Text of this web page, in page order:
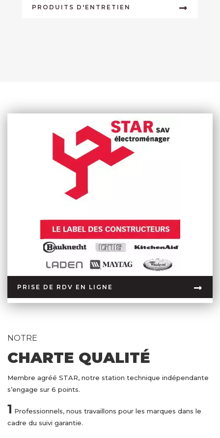
PRODUITS D'ENTRETIEN
PRISE DE RDV EN LIGNE
NOTRE
CHARTE QUALITÉ
Membre agréé STAR, notre station technique indépendante
s’engage sur 6 points.
1 Professionnels, nous travaillons pour les marques dans le
cadre du suivi garantie.